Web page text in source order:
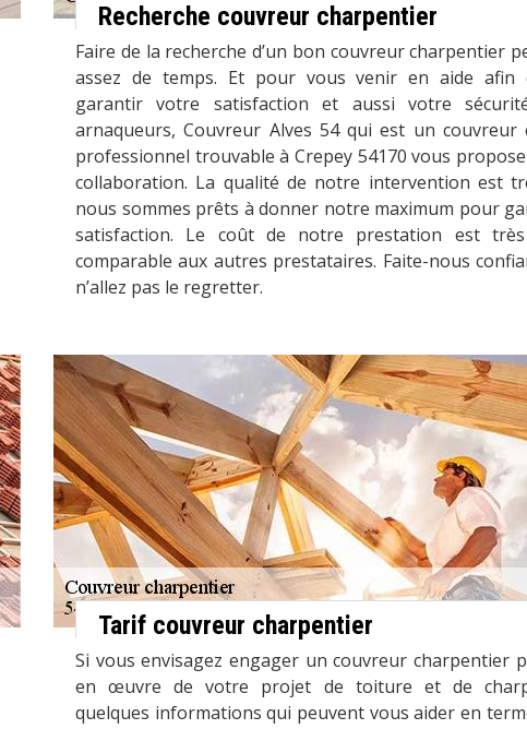
Recherche couvreur charpentier
Faire de la recherche d’un bon couvreur charpentier
assez de temps. Et pour vous venir en aide afin
garantir votre satisfaction et aussi votre
arnaqueurs, Couvreur Alves 54 qui est un couvreur
professionnel trouvable à Crepey 54170 vous
collaboration. La qualité de notre intervention est
nous sommes prêts à donner notre maximum pour
satisfaction. Le coût de notre prestation est très
comparable aux autres prestataires. Faite-nous
n’allez pas le regretter.
Tarif couvreur charpentier
Si vous envisagez engager un couvreur charpentier
en œuvre de votre projet de toiture et de
quelques informations qui peuvent vous aider en